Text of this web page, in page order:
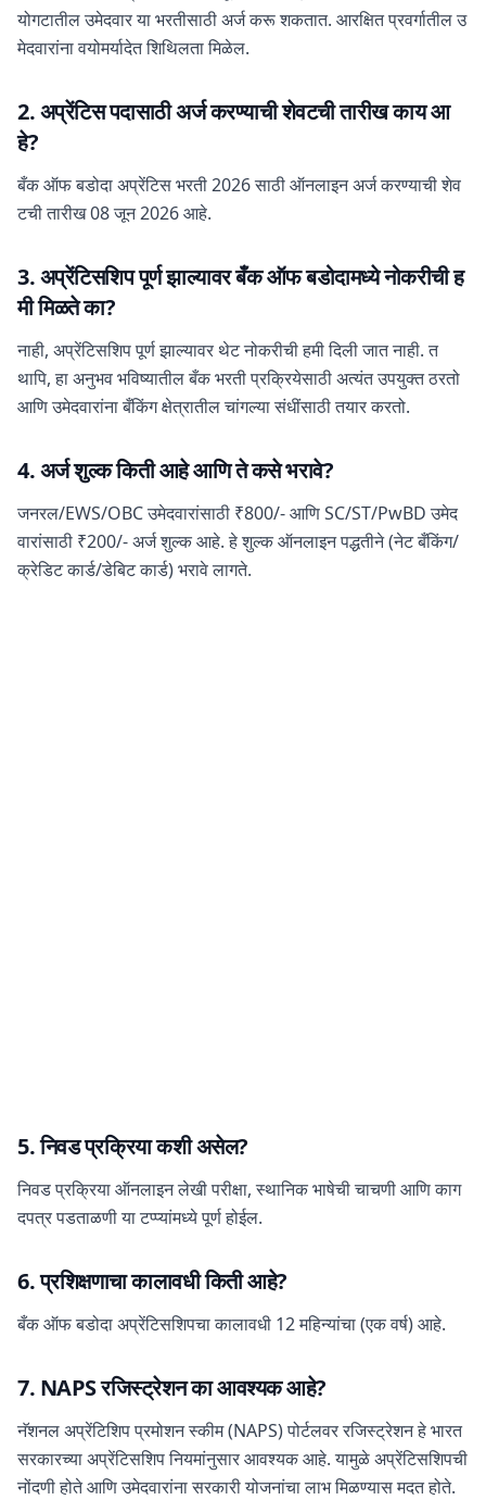
योगटातील उमेदवार या भरतीसाठी अर्ज करू शकतात. आरक्षित प्रवर्गातील उ
मेदवारांना वयोमर्यादेत शिथिलता मिळेल.
2. अप्रेंटिस पदासाठी अर्ज करण्याची शेवटची तारीख काय आ
हे?
बँक ऑफ बडोदा अप्रेंटिस भरती 2026 साठी ऑनलाइन अर्ज करण्याची शेव
टची तारीख 08 जून 2026 आहे.
3. अप्रेंटिसशिप पूर्ण झाल्यावर बँक ऑफ बडोदामध्ये नोकरीची ह
मी मिळते का?
नाही, अप्रेंटिसशिप पूर्ण झाल्यावर थेट नोकरीची हमी दिली जात नाही. त
थापि, हा अनुभव भविष्यातील बँक भरती प्रक्रियेसाठी अत्यंत उपयुक्त ठरतो
आणि उमेदवारांना बँकिंग क्षेत्रातील चांगल्या संधींसाठी तयार करतो.
4. अर्ज शुल्क किती आहे आणि ते कसे भरावे?
जनरल/EWS/OBC उमेदवारांसाठी ₹800/- आणि SC/ST/PwBD उमेद
वारांसाठी ₹200/- अर्ज शुल्क आहे. हे शुल्क ऑनलाइन पद्धतीने (नेट बँकिंग/
क्रेडिट कार्ड/डेबिट कार्ड) भरावे लागते.
5. निवड प्रक्रिया कशी असेल?
निवड प्रक्रिया ऑनलाइन लेखी परीक्षा, स्थानिक भाषेची चाचणी आणि काग
दपत्र पडताळणी या टप्प्यांमध्ये पूर्ण होईल.
6. प्रशिक्षणाचा कालावधी किती आहे?
बँक ऑफ बडोदा अप्रेंटिसशिपचा कालावधी 12 महिन्यांचा (एक वर्ष) आहे.
7. NAPS रजिस्ट्रेशन का आवश्यक आहे?
नॅशनल अप्रेंटिशिप प्रमोशन स्कीम (NAPS) पोर्टलवर रजिस्ट्रेशन हे भारत
सरकारच्या अप्रेंटिसशिप नियमांनुसार आवश्यक आहे. यामुळे अप्रेंटिसशिपची
नोंदणी होते आणि उमेदवारांना सरकारी योजनांचा लाभ मिळण्यास मदत होते.